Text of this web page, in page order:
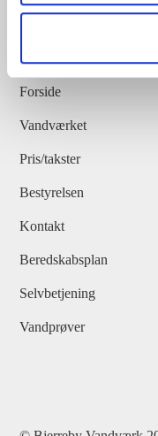
Forside
Vandværket
Pris/takster
Bestyrelsen
Kontakt
Beredskabsplan
Selvbetjening
Vandprøver